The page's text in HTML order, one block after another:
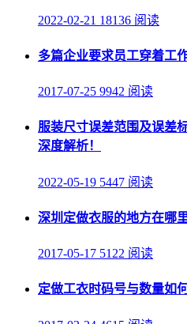
2022-02-21 18136 阅读
多篇企业要求员工穿着工
2017-07-25 9942 阅读
服装尺寸误差范围及误差
深度解析！
2022-05-19 5447 阅读
深圳定做衣服的地方在哪
2017-05-17 5122 阅读
定做工衣时码号与数量如